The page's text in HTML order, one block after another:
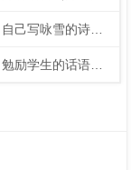
自己写咏雪的诗句（自创咏雪的诗句大全）
勉励学生的话语（勉励学生的话语）